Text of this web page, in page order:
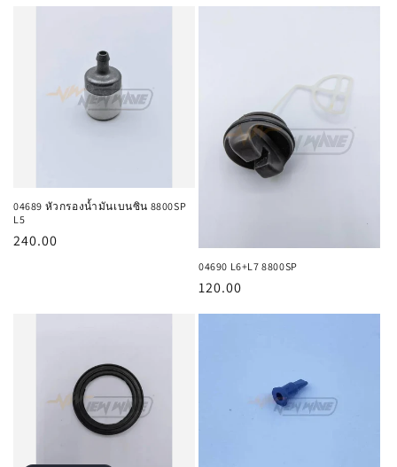
04689 หัวกรองน้ำมันเบนซิน 8800SP
L5
ราคา
240.00
04690 L6+L7 8800SP
ราคา
ปกติ
120.00